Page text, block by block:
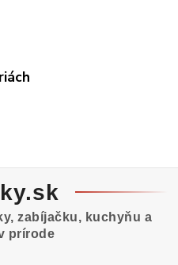
zabíjačku, kuchyňu a
prírode